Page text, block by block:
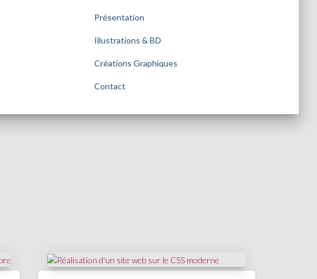
Présentation
Illustrations & BD
Créations Graphiques
Contact